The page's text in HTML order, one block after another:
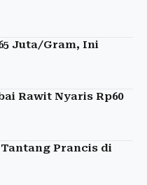
Juta/Gram, Ini
Rawit Nyaris Rp60
Prancis di